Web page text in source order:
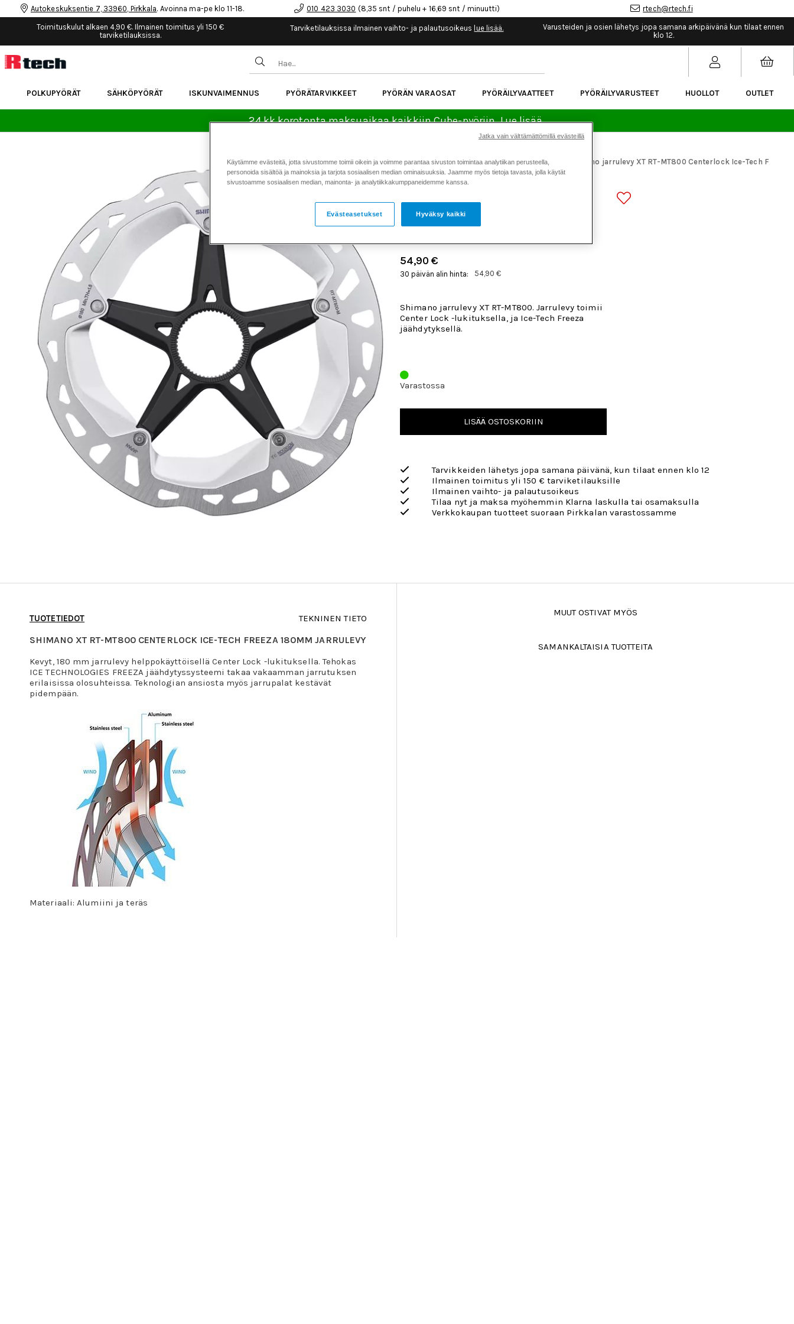
Autokeskuksentie 7, 33960, Pirkkala. Avoinna ma-pe klo 11-18. 010 423 3030 (8,35 snt / puhelu + 16,69 snt / minuutti) rtech@rtech.fi
Toimituskulut alkaen 4,90 €. Ilmainen toimitus yli 150 €
tarviketilauksissa.
Tarviketilauksissa ilmainen vaihto- ja palautusoikeus lue lisää.
Varusteiden ja osien lähetys jopa samana arkipäivänä kun tilaat ennen
klo 12.
POLKUPYÖRÄT SÄHKÖPYÖRÄT ISKUNVAIMENNUS PYÖRÄTARVIKKEET PYÖRÄN VARAOSAT PYÖRÄILYVAATTEET PYÖRÄILYVARUSTEET HUOLLOT OUTLET
24 kk korotonta maksuaikaa kaikkiin Cube-pyöriin.Lue lisää.
Koti > Kaikki tuotteet > Pyörän varaosat
Shimano jarrulevy XT RT-MT800 Centerlock Ice-Tech F
180mm
CENTERLOCK ICE-TECH F 180MM
Tuotenumero: 19101
54,90 €
30 päivän alin hinta: 54,90 €
Shimano jarrulevy XT RT-MT800. Jarrulevy toimii
Center Lock -lukituksella, ja Ice-Tech Freeza
jäähdytyksellä.
Varastossa
LISÄÄ OSTOSKORIIN
Tarvikkeiden lähetys jopa samana päivänä, kun tilaat ennen klo 12
Ilmainen toimitus yli 150 € tarviketilauksille
Ilmainen vaihto- ja palautusoikeus
Tilaa nyt ja maksa myöhemmin Klarna laskulla tai osamaksulla
Verkkokaupan tuotteet suoraan Pirkkalan varastossamme
TUOTETIEDOT TEKNINEN TIETO
SHIMANO XT RT-MT800 CENTERLOCK ICE-TECH FREEZA 180MM JARRULEVY
Kevyt, 180 mm jarrulevy helppokäyttöisellä Center Lock -lukituksella. Tehokas
ICE TECHNOLOGIES FREEZA jäähdytyssysteemi takaa vakaamman jarrutuksen
erilaisissa olosuhteissa. Teknologian ansiosta myös jarrupalat kestävät
pidempään.
Materiaali: Alumiini ja teräs
MUUT OSTIVAT MYÖS
SAMANKALTAISIA TUOTTEITA
Käytämme evästeitä, jotta sivustomme toimii oikein ja voimme parantaa sivuston toimintaa analytiikan perusteella,
personoida sisältöä ja mainoksia ja tarjota sosiaalisen median ominaisuuksia. Jaamme myös tietoja tavasta, jolla käytät
sivustoamme sosiaalisen median, mainonta- ja analytiikkakumppaneidemme kanssa.
Hyväksy kaikki
Evästeasetukset
Jatka vain välttämättömillä evästeillä